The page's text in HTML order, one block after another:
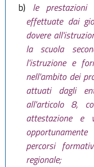
b) le
effettuate dai
dovere
la scuola
l'istruzione e
nell'ambito dei
attuati dagli
all'articolo 8,
attestazione e
percorsi
regionale;